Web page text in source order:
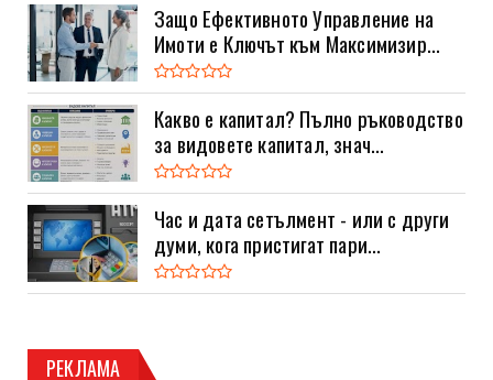
Защо Ефективното Управление на
Имоти е Ключът към Максимизир...
Какво е капитал? Пълно ръководство
за видовете капитал, знач...
Час и дата сетълмент - или с други
думи, кога пристигат пари...
РЕКЛАМА